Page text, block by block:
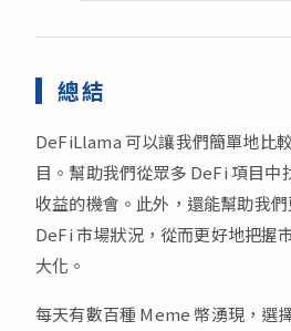
總結
DeFiLlama 可以讓我們簡單地比
目。幫助我們從眾多 DeFi 項目中
收益的機會。此外，還能幫助我
DeFi 市場狀況，從而更好地把握
大化。
每天有數百種 Meme 幣湧現，選